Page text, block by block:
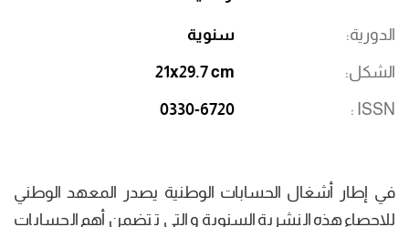
الدورية سنوية
الشكل 21x29.7 cm
ISSN
0330-6720
في إطار أشغال الحسابات الوطنية يصدر المعهد الوطني
للإحصاء هذه النشرية السنوية و التي تتضمن أهم الحسابات